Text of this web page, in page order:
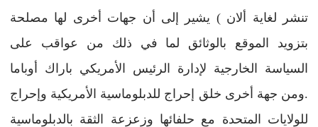
تنشر لغاية ألان ) يشير إلى أن جهات أخرى لها مصلحة
بتزويد الموقع بالوثائق لما في ذلك من عواقب على
السياسة الخارجية لإدارة الرئيس الأمريكي باراك أوباما
.ومن جهة أخرى خلق إحراج للدبلوماسية الأمريكية وإحراج
للولايات المتحدة مع حلفائها وزعزعة الثقة بالدبلوماسية